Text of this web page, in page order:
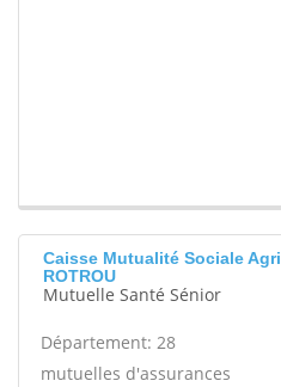
Caisse Mutualité Sociale
ROTROU
Mutuelle Santé Sénior
Département: 28
mutuelles d'assurances